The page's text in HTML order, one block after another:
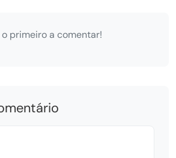
o primeiro a comentar!